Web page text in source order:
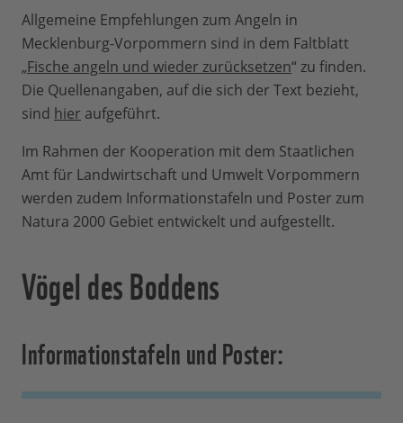
Allgemeine Empfehlungen zum Angeln in
Mecklenburg-Vorpommern sind in dem Faltblatt
„Fische angeln und wieder zurücksetzen“ zu finden.
Die Quellenangaben, auf die sich der Text bezieht,
sind hier aufgeführt.
Im Rahmen der Kooperation mit dem Staatlichen
Amt für Landwirtschaft und Umwelt Vorpommern
werden zudem Informationstafeln und Poster zum
Natura 2000 Gebiet entwickelt und aufgestellt.
Vögel des Boddens
Informationstafeln und Poster: